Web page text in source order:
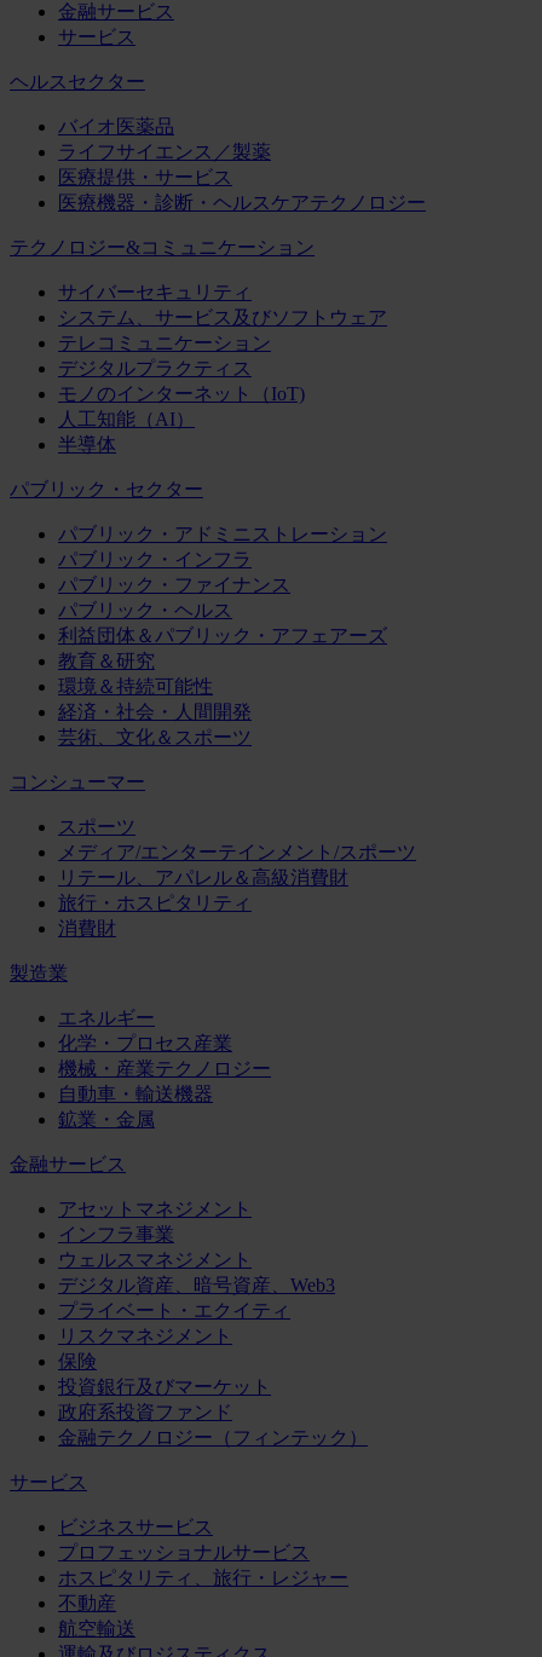
金融サービス
サービス
ヘルスセクター
バイオ医薬品
ライフサイエンス／製薬
医療提供・サービス
医療機器・診断・ヘルスケアテクノロジー
テクノロジー&コミュニケーション
サイバーセキュリティ
システム、サービス及びソフトウェア
テレコミュニケーション
デジタルプラクティス
モノのインターネット（IoT)
人工知能（AI）
半導体
パブリック・セクター
パブリック・アドミニストレーション
パブリック・インフラ
パブリック・ファイナンス
パブリック・ヘルス
利益団体＆パブリック・アフェアーズ
教育＆研究
環境＆持続可能性
経済・社会・人間開発
芸術、文化＆スポーツ
コンシューマー
スポーツ
メディア/エンターテインメント/スポーツ
リテール、アパレル＆高級消費財
旅行・ホスピタリティ
消費財
製造業
エネルギー
化学・プロセス産業
機械・産業テクノロジー
自動車・輸送機器
鉱業・金属
金融サービス
アセットマネジメント
インフラ事業
ウェルスマネジメント
デジタル資産、暗号資産、Web3
プライベート・エクイティ
リスクマネジメント
保険
投資銀行及びマーケット
政府系投資ファンド
金融テクノロジー（フィンテック）
サービス
ビジネスサービス
プロフェッショナルサービス
ホスピタリティ、旅行・レジャー
不動産
航空輸送